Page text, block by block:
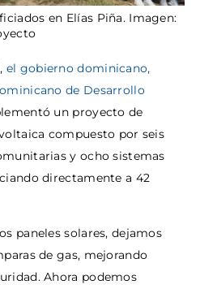
en Elías Piña. Imagen:
el gobierno dominicano,
de Desarrollo
un proyecto de
compuesto por seis
y ocho sistemas
directamente a 42
paneles solares, dejamos
de gas, mejorando
Ahora podemos